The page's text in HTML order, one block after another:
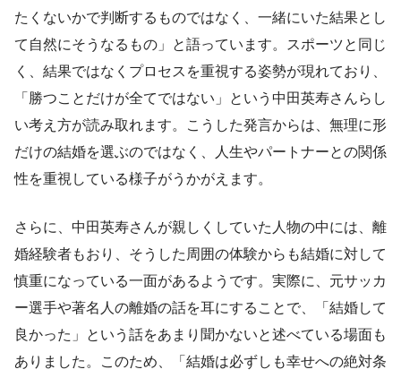
たくないかで判断するものではなく、一緒にいた結果とし
て自然にそうなるもの」と語っています。スポーツと同じ
く、結果ではなくプロセスを重視する姿勢が現れており、
「勝つことだけが全てではない」という中田英寿さんらし
い考え方が読み取れます。こうした発言からは、無理に形
だけの結婚を選ぶのではなく、人生やパートナーとの関係
性を重視している様子がうかがえます。
さらに、中田英寿さんが親しくしていた人物の中には、離
婚経験者もおり、そうした周囲の体験からも結婚に対して
慎重になっている一面があるようです。実際に、元サッカ
ー選手や著名人の離婚の話を耳にすることで、「結婚して
良かった」という話をあまり聞かないと述べている場面も
ありました。このため、「結婚は必ずしも幸せへの絶対条